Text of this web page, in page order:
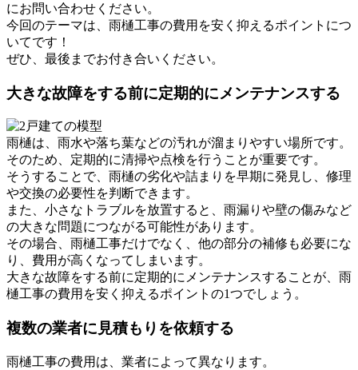
にお問い合わせください。
今回のテーマは、雨樋工事の費用を安く抑えるポイントにつ
いてです！
ぜひ、最後までお付き合いください。
大きな故障をする前に定期的にメンテナンスする
雨樋は、雨水や落ち葉などの汚れが溜まりやすい場所です。
そのため、定期的に清掃や点検を行うことが重要です。
そうすることで、雨樋の劣化や詰まりを早期に発見し、修理
や交換の必要性を判断できます。
また、小さなトラブルを放置すると、雨漏りや壁の傷みなど
の大きな問題につながる可能性があります。
その場合、雨樋工事だけでなく、他の部分の補修も必要にな
り、費用が高くなってしまいます。
大きな故障をする前に定期的にメンテナンスすることが、雨
樋工事の費用を安く抑えるポイントの1つでしょう。
複数の業者に見積もりを依頼する
雨樋工事の費用は、業者によって異なります。